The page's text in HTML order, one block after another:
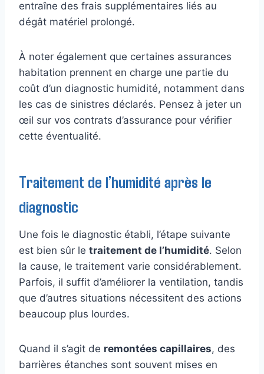
entraîne des frais supplémentaires liés au
dégât matériel prolongé.
À noter également que certaines assurances
habitation prennent en charge une partie du
coût d’un diagnostic humidité, notamment dans
les cas de sinistres déclarés. Pensez à jeter un
œil sur vos contrats d’assurance pour vérifier
cette éventualité.
Traitement de l’humidité après le
diagnostic
Une fois le diagnostic établi, l’étape suivante
est bien sûr le traitement de l’humidité. Selon
la cause, le traitement varie considérablement.
Parfois, il suffit d’améliorer la ventilation, tandis
que d’autres situations nécessitent des actions
beaucoup plus lourdes.
Quand il s’agit de remontées capillaires, des
barrières étanches sont souvent mises en